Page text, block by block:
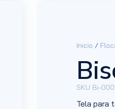
Inicio /
SKU Bi-
Tela para